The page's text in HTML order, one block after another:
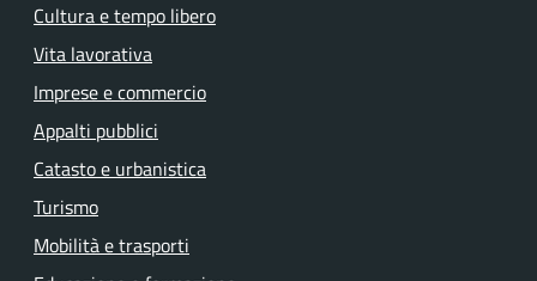
Cultura e tempo libero
Vita lavorativa
Imprese e commercio
Appalti pubblici
Catasto e urbanistica
Turismo
Mobilità e trasporti